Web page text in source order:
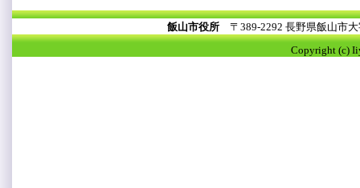
飯山市役所 〒389-2292 長野県飯山市
Copyright (c)